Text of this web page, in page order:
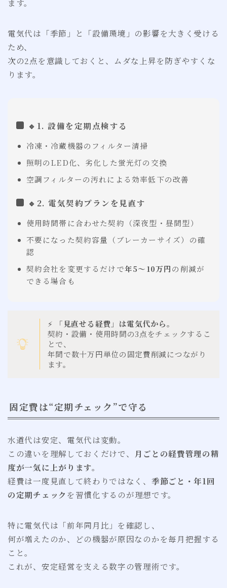
ます。
電気代は「季節」と「設備環境」の影響を大きく受ける
ため、
次の2点を意識しておくと、ムダな上昇を防ぎやすくな
ります。
🔹1. 設備を定期点検する
冷凍・冷蔵機器のフィルター清掃
照明のLED化、劣化した蛍光灯の交換
空調フィルターの汚れによる効率低下の改善
🔹2. 電気契約プランを見直す
使用時間帯に合わせた契約（深夜型・昼間型）
不要になった契約容量（ブレーカーサイズ）の確
認
契約会社を変更するだけで年5〜10万円の削減が
できる場合も
⚡
「見直せる経費」は電気代から。
契約・設備・使用時間の3点をチェックするこ
とで、
年間で数十万円単位の固定費削減につながり
ます。
固定費は“定期チェック”で守る
水道代は安定、電気代は変動。
この違いを理解しておくだけで、
月ごとの経費管理の精
度が一気に上がります。
経費は一度見直して終わりではなく、 季節ごと・年1回
の定期チェック を習慣化するのが理想です。
特に電気代は「前年同月比」を確認し、
何が増えたのか、どの機器が原因なのかを毎月把握する
こと。
これが、安定経営を支える数字の管理術です。